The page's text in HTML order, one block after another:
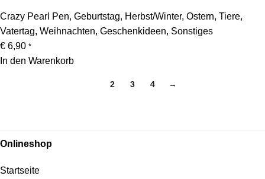
Crazy Pearl Pen, Geburtstag, Herbst/Winter, Ostern, Tiere,
Vatertag, Weihnachten, Geschenkideen, Sonstiges
€ 6,90 *
In den Warenkorb
2 3 4 →
Onlineshop
Startseite